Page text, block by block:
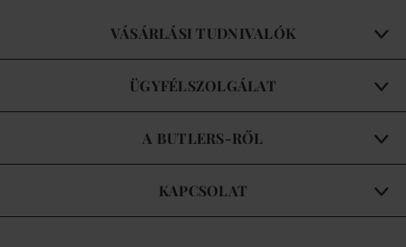
VÁSÁRLÁSI TUDNIVALÓK
ÜGYFÉLSZOLGÁLAT
A BUTLERS-RŐL
KAPCSOLAT